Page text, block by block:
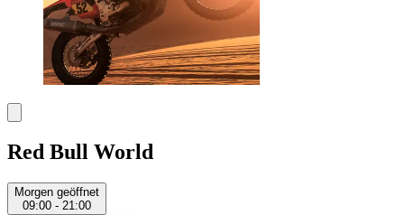
Red Bull World
Morgen geöffnet
09:00 - 21:00